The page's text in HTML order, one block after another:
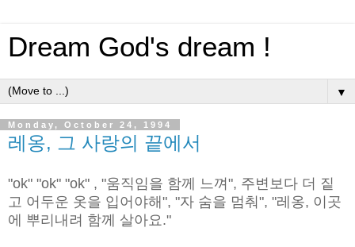
Dream God's dream !
▼
Monday, October 24, 1994
레옹, 그 사랑의 끝에서
"ok" "ok" "ok" , "움직임을 함께 느껴", 주변보다 더 짙
고 어두운 옷을 입 어야해", "자 숨을 멈춰", "레옹, 이곳
에 뿌리내려 함께 살아요."